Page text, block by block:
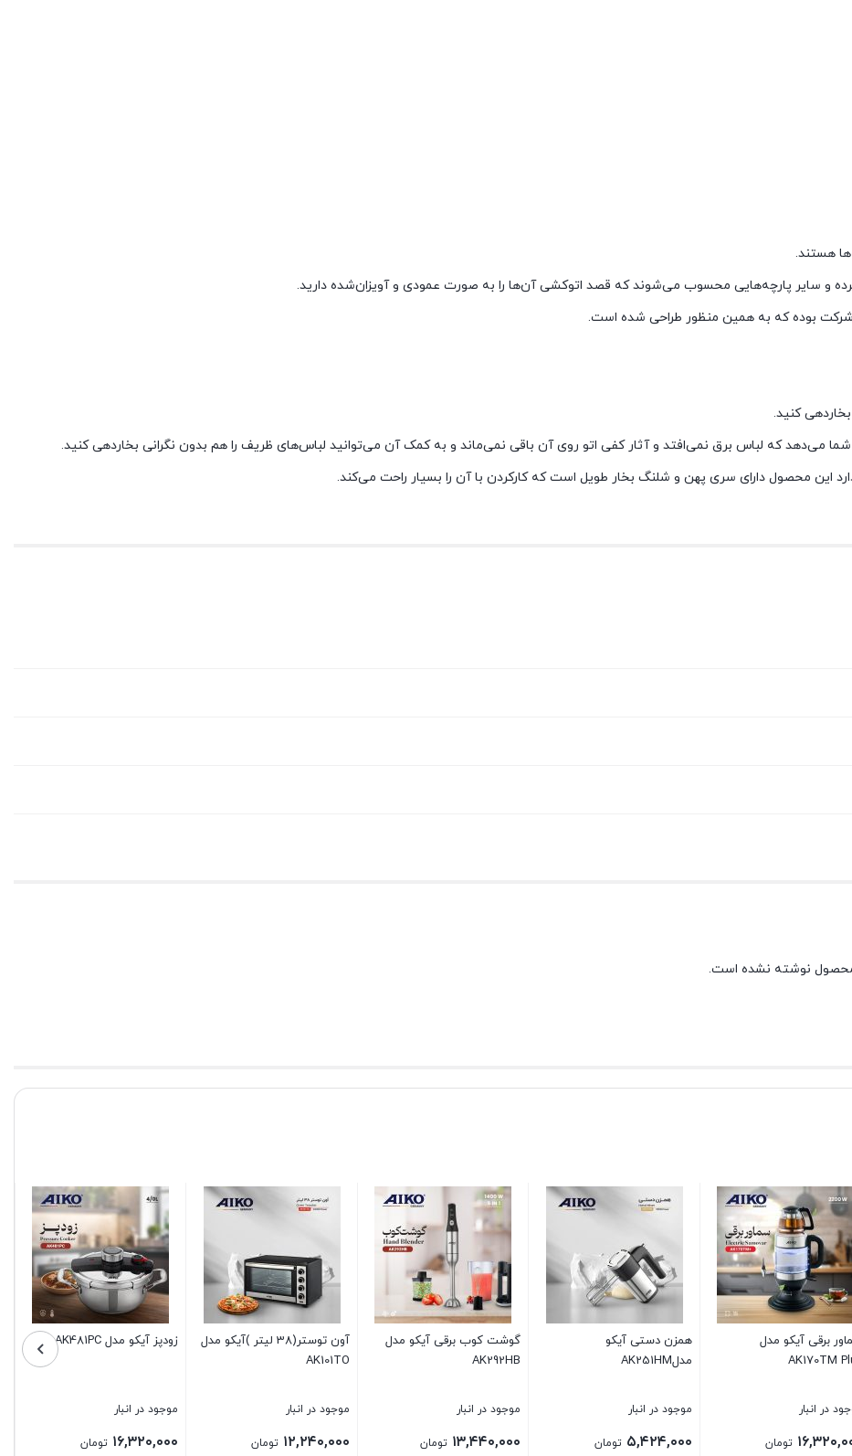
هستند.
و سایر پارچه‌هایی محسوب می‌شوند که قصد اتوکشی آن‌ها را به صورت عمودی و آویزان‌شده دارید.
کنید.
شما می‌دهد که لباس برق نمی‌افتد و آثار کفی اتو روی آن باقی نمی‌ماند و به کمک آن می‌توانید لباس‌های ظریف را هم بدون نگرانی بخاردهی کنید.
محصول نوشته نشده است.
آون توستر(38 لیتر )آیکو مدل
AK101TO
موجود در انبار
۱۲,۲۴۰,۰۰۰ تومان
زودپز آیکو مدل AK481PC
موجود در انبار
۱۶,۳۲۰,۰۰۰ تومان
همزن کاسه دار AK261SM
موجود در انبار
۱۴,۴۰۰,۰۰۰ تومان
زودپز آیکو مدل AK483PC
موجود در انبار
۱۸,۵۶۰,۰۰۰ تومان
آب سرد کن رومیزی آیکو مدل
موجود در انبار
۳۶,۸۰۰,۰۰۰